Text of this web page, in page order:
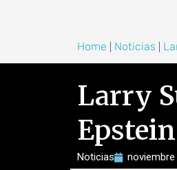
Home Noticias
Larry
Epstein
Noticias noviembre